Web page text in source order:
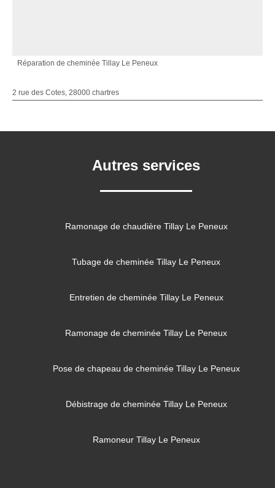
Réparation de cheminée Tillay Le Peneux
2 rue des Cotes, 28000 chartres
Autres services
Ramonage de chaudière Tillay Le Peneux
Tubage de cheminée Tillay Le Peneux
Entretien de cheminée Tillay Le Peneux
Ramonage de cheminée Tillay Le Peneux
Pose de chapeau de cheminée Tillay Le Peneux
Débistrage de cheminée Tillay Le Peneux
Ramoneur Tillay Le Peneux